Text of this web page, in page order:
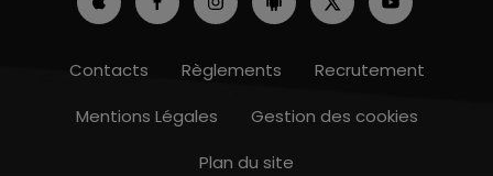
Contacts Règlements
Recrutement
Mentions Légales
Gestion des cookies
Plan du site